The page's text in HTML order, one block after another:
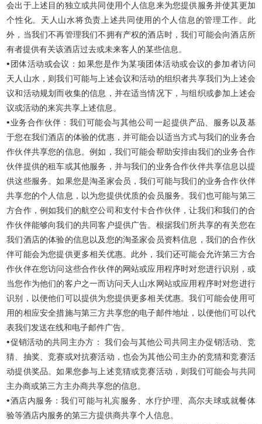
会出于上述目的独立或共同使用个人信息来为您提供服务并使其更加
个性化。天人山水将负责上述共同使用的个人信息的管理工作。此
外，当我们不再管理我们不拥有产权的酒店时，我们可能会向酒店所
有者提供有关该酒店过去或未来客人的某些信息。
•团体活动或会议：如果您是作为某项团体活动或会议的参加者访问
天人山水，则我们可能与上述会议和活动的组织者共享我们为上述会
议和活动规划而收集的信息，并在适当情况下，与组织或参加上述会
议或活动的来宾共享上述信息。
•业务合作伙伴：我们可能会与其他公司一起提供产品、服务以及基
于您在我们酒店的体验的优惠，并可能会以适当方式与我们的业务合
作伙伴共享您的信息。例如，我们可能会帮助安排由我们的业务合作
伙伴提供的租车或其他服务，并与我们的业务合作伙伴共享信息以提
供这些服务。如果您是淘圣家会员，我们可能与我们的业务合作伙伴
共享您的个人信息，以为您提供优质的会员服务。我们也可能与第三
方合作，例如我们的航空公司和支付卡合作伙伴，让我们和我们的合
作伙伴能够向我们的共同客户提供广告。根据我们所共享的有关您在
我们酒店的体验的信息以及您的淘圣家会员资料信息，我们的合作伙
伴可能会为您提供更多相关优惠。此外，我们还可能会允许第三方合
作伙伴在您访问这些合作伙伴的网站或应用程序时对您进行识别，或
当您作为他们的客户之一而访问天人山水网站或应用程序时对您进行
识别，以便他们可以提供为您提供更多相关优惠。我们可能会使用可
用的相应安全措施与第三方共享您的电子邮件地址，以便他们可以代
表我们发送在线和电子邮件广告。
•促销活动的共同主办方： 我们会与其他公司共同主办促销活动、竞
猜、抽奖、竞赛或对抗赛活动，也会为其他公司主办的竞猜和竞赛活
动提供奖品。如果您参与上述竞猜或竞赛活动，则我们可能会与共同
主办商或第三方主办商共享您的信息。
•酒店内服务：我们可能与礼宾服务、水疗护理、高尔夫球或就餐体
验等酒店内服务的第三方提供商共享个人信息。